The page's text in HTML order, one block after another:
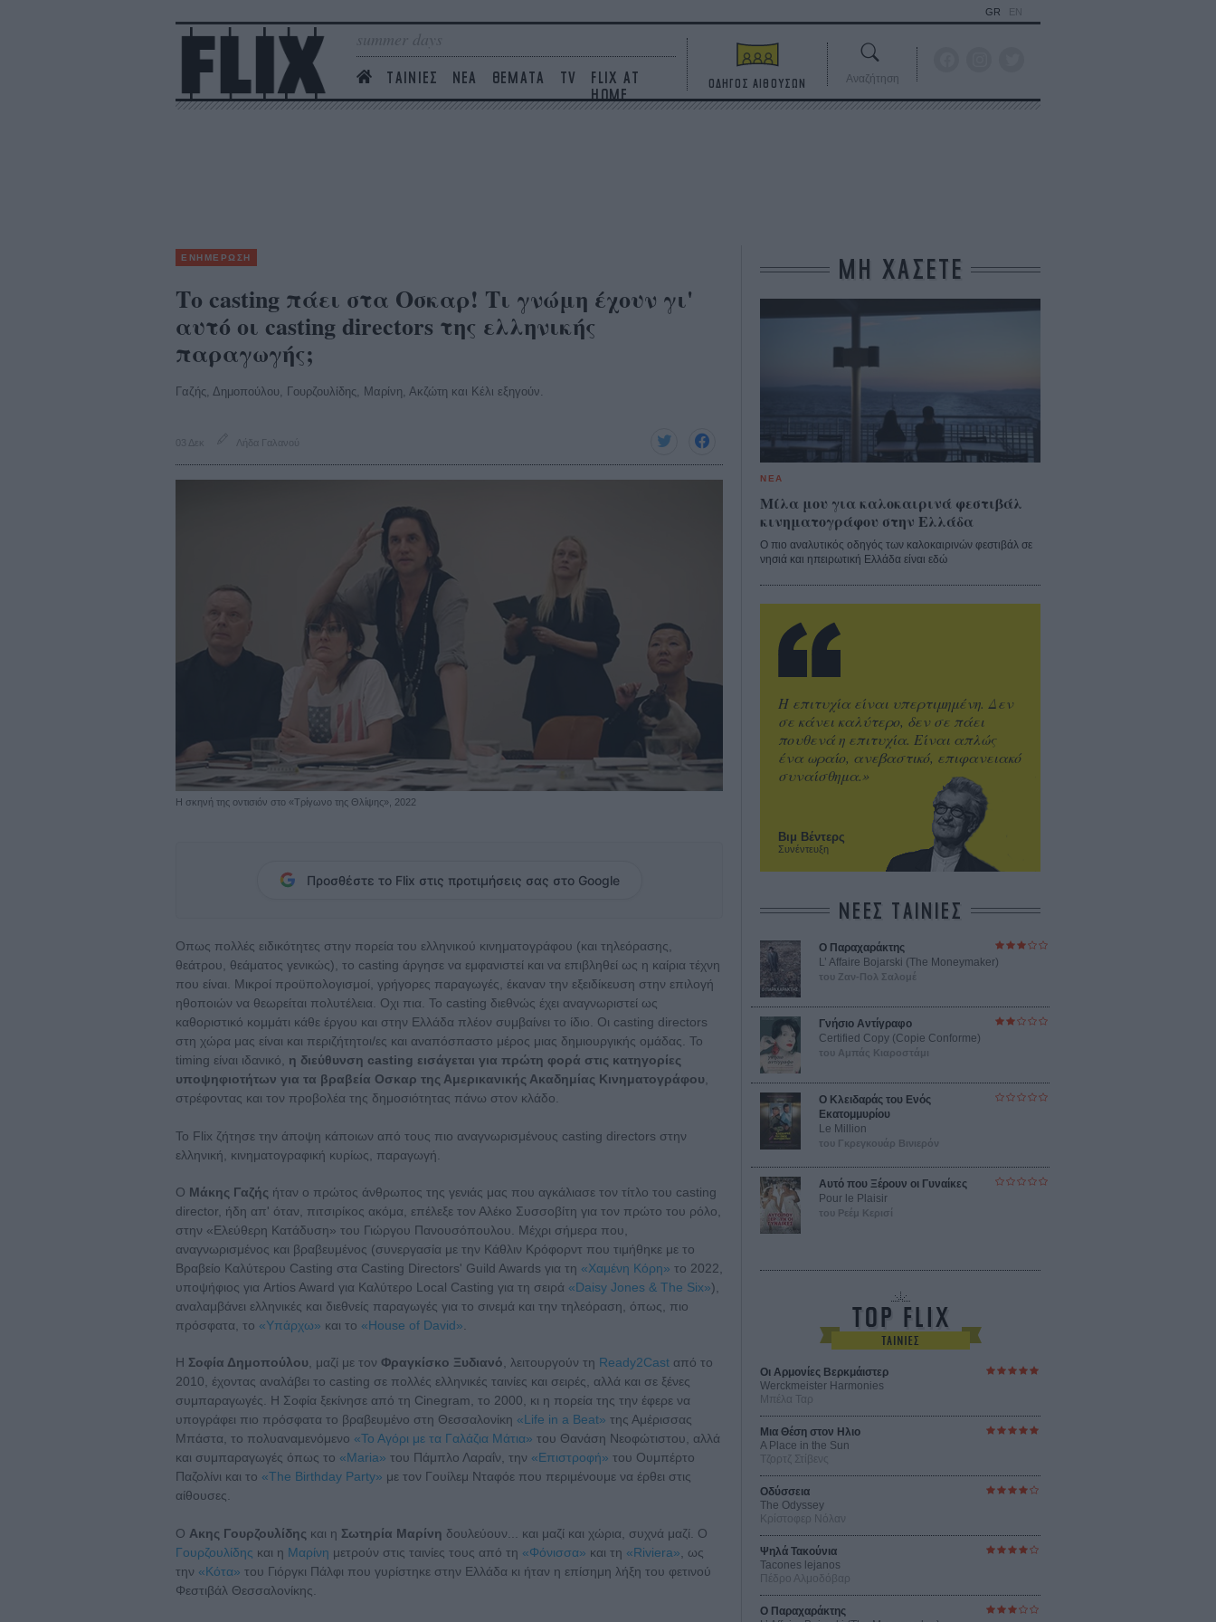
summer days
ΤΑΙΝΙΕΣ ΝΕΑ ΘΕΜΑΤΑ TV
FLIX AT
HOME
GR EN
ΟΔΗΓΟΣ ΑΙΘΟΥΣΩΝ Αναζήτηση
ΕΝΗΜΕΡΩΣΗ
Το casting πάει στα Οσκαρ! Τι γνώμη έχουν γι'
αυτό οι casting directors της ελληνικής
παραγωγής;
Γαζής, Δημοπούλου, Γουρζουλίδης, Μαρίνη, Ακζώτη και Κέλι εξηγούν.
03 Δεκ Λήδα Γαλανού
Η σκηνή της οντισιόν στο «Τρίγωνο της Θλίψης», 2022
Προσθέστε το Flix στις προτιμήσεις σας στο Google
Οπως πολλές ειδικότητες στην πορεία του ελληνικού κινηματογράφου (και τηλεόρασης,
θεάτρου, θεάματος γενικώς), το casting άργησε να εμφανιστεί και να επιβληθεί ως η καίρια τέχνη
που είναι. Μικροί προϋπολογισμοί, γρήγορες παραγωγές, έκαναν την εξειδίκευση στην επιλογή
ηθοποιών να θεωρείται πολυτέλεια. Οχι πια. Το casting διεθνώς έχει αναγνωριστεί ως
καθοριστικό κομμάτι κάθε έργου και στην Ελλάδα πλέον συμβαίνει το ίδιο. Οι casting directors
στη χώρα μας είναι και περιζήτητοι/ες και αναπόσπαστο μέρος μιας δημιουργικής ομάδας. Το
timing είναι ιδανικό, η διεύθυνση casting εισάγεται για πρώτη φορά στις κατηγορίες
υποψηφιοτήτων για τα βραβεία Οσκαρ της Αμερικανικής Ακαδημίας Κινηματογράφου
στρέφοντας και τον προβολέα της δημοσιότητας πάνω στον κλάδο.
Το Flix ζήτησε την άποψη κάποιων από τους πιο αναγνωρισμένους casting directors στην
ελληνική, κινηματογραφική κυρίως, παραγωγή.
Ο Μάκης Γαζής ήταν ο πρώτος άνθρωπος της γενιάς μας που αγκάλιασε τον τίτλο του casting
director, ήδη απ' όταν, πιτσιρίκος ακόμα, επέλεξε τον Αλέκο Συσσοβίτη για τον πρώτο του ρόλο,
στην «Ελεύθερη Κατάδυση» του Γιώργου Πανουσόπουλου. Μέχρι σήμερα που,
αναγνωρισμένος και βραβευμένος (συνεργασία με την Κάθλιν Κρόφορντ που τιμήθηκε με το
Βραβείο Καλύτερου Casting στα Casting Directors' Guild Awards για τη «Χαμένη Κόρη» το 2022,
υποψήφιος για Artios Award για Καλύτερο Local Casting για τη σειρά «Daisy Jones & The Six»),
αναλαμβάνει ελληνικές και διεθνείς παραγωγές για το σινεμά και την τηλεόραση, όπως, πιο
πρόσφατα, το «Υπάρχω» και το «House of David»
Η Σοφία Δημοπούλου , μαζί με τον Φραγκίσκο Ξυδιανό , λειτουργούν τη Ready2Cast από το
2010, έχοντας αναλάβει το casting σε πολλές ελληνικές ταινίες και σειρές, αλλά και σε ξένες
συμπαραγωγές. Η Σοφία ξεκίνησε από τη Cinegram, το 2000, κι η πορεία της την έφερε να
υπογράφει πιο πρόσφατα το βραβευμένο στη Θεσσαλονίκη «Life in a Beat» της Αμέρισσας
Μπάστα, το πολυαναμενόμενο «Το Αγόρι με τα Γαλάζια Μάτια» του Θανάση Νεοφώτιστου, αλλά
και συμπαραγωγές όπως το «Maria» του Πάμπλο Λαραΐν, την «Επιστροφή» του Ουμπέρτο
Παζολίνι και το «The Birthday Party» με τον Γουίλεμ Νταφόε που περιμένουμε να έρθει στις
αίθουσες.
Ο Ακης Γουρζουλίδης και η Σωτηρία Μαρίνη δουλεύουν... και μαζί και χώρια, συχνά μαζί. Ο
Γουρζουλίδης και η Μαρίνη μετρούν στις ταινίες τους από τη «Φόνισσα» και τη «Riviera» , ως
την «Κότα» του Γιόργκι Πάλφι που γυρίστηκε στην Ελλάδα κι ήταν η επίσημη λήξη του φετινού
Φεστιβάλ Θεσσαλονίκης.
ΜΗ ΧΑΣΕΤΕ
ΝΕΑ
Μίλα μου για καλοκαιρινά φεστιβάλ
κινηματογράφου στην Ελλάδα
Ο πιο αναλυτικός οδηγός των καλοκαιρινών φεστιβάλ σε
νησιά και ηπειρωτική Ελλάδα είναι εδώ
Βιμ Βέντερς
Συνέντευξη
Η επιτυχία είναι υπερτιμημένη. Δεν
σε κάνει καλύτερο, δεν σε πάει
πουθενά η επιτυχία. Είναι απλώς
ένα ωραίο, ανεβαστικό, επιφανειακό
συναίσθημα.»
ΝΕΕΣ ΤΑΙΝΙΕΣ
Ο Παραχαράκτης
L’ Affaire Bojarski (The Moneymaker)
του Ζαν-Πολ Σαλομέ
Γνήσιο Αντίγραφο
Certified Copy (Copie Conforme)
του Αμπάς Κιαροστάμι
Ο Κλειδαράς του Ενός
Εκατομμυρίου
Le Million
του Γκρεγκουάρ Βινιερόν
Αυτό που Ξέρουν οι Γυναίκες
Pour le Plaisir
του Ρεέμ Κερισί
Οι Αρμονίες Βερκμάιστερ
Werckmeister Harmonies
Μπέλα Ταρ
Μια Θέση στον Ηλιο
A Place in the Sun
Τζορτζ Στίβενς
Οδύσσεια
The Odyssey
Κρίστοφερ Νόλαν
Ψηλά Τακούνια
Tacones lejanos
Πέδρο Αλμοδόβαρ
Ο Παραχαράκτης